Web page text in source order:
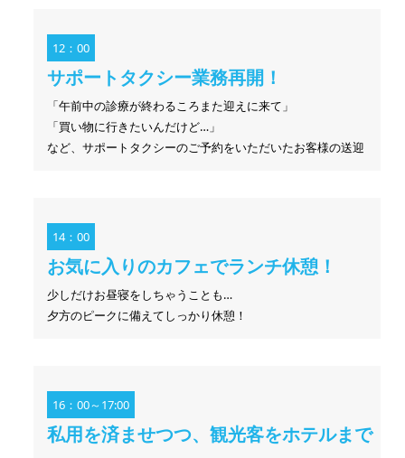
12：00
サポートタクシー業務再開！
「午前中の診療が終わるころまた迎えに来て」
「買い物に行きたいんだけど…」
など、サポートタクシーのご予約をいただいたお客様の送迎
14：00
お気に入りのカフェでランチ休憩！
少しだけお昼寝をしちゃうことも…
夕方のピークに備えてしっかり休憩！
16：00～17:00
私用を済ませつつ、観光客をホテルまで